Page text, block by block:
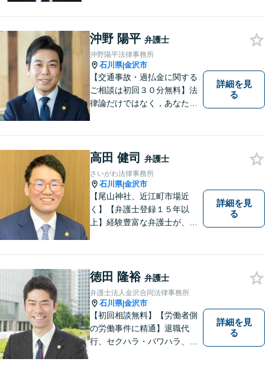
円(税込））
沖野 陽平 弁護士
沖野陽平法律事務所
石川県|金沢市
【交通事故・過払金に関する
ご相談は初回３０分無料】法
律論だけではなく，あなたの
詳細を見
る
高田 健司 弁護士
さいがわ法律事務所
石川県|金沢市
【尾山神社、近江町市場近
く】【弁護士登録１５年以
上】経験豊富な弁護士が、誠
詳細を見
る
徳田 隆裕 弁護士
弁護士法人金沢合同法律事務所
石川県|金沢市
【初回相談無料】【労働者側
の労働事件に精通】退職代
行、セクハラ・パワハラ、労
詳細を見
る